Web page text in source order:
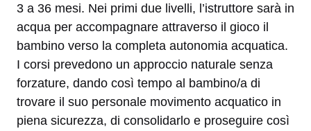
3 a 36 mesi. Nei primi due livelli, l’istruttore sarà in
acqua per accompagnare attraverso il gioco il
bambino verso la completa autonomia acquatica.
I corsi prevedono un approccio naturale senza
forzature, dando così tempo al bambino/a di
trovare il suo personale movimento acquatico in
piena sicurezza, di consolidarlo e proseguire così